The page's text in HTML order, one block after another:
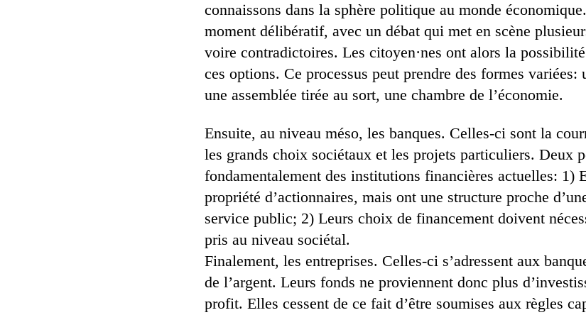
connaissons dans la sphère politique au monde
moment délibératif, avec un débat qui met en scène
voire contradictoires. Les citoyen·nes ont alors la
ces options. Ce processus peut prendre des formes
une assemblée tirée au sort, une chambre de l’économie.
Ensuite, au niveau méso, les banques. Celles-ci sont la
les grands choix sociétaux et les projets particuliers. Deux
fondamentalement des institutions financières actuelles: 1)
propriété d’actionnaires, mais ont une structure proche
service public; 2) Leurs choix de financement doivent
pris au niveau sociétal.
Finalement, les entreprises. Celles-ci s’adressent aux
de l’argent. Leurs fonds ne proviennent donc plus
profit. Elles cessent de ce fait d’être soumises aux règles